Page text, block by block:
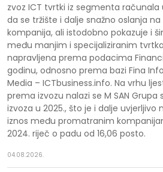
zvoz ICT tvrtki iz segmenta računala
da se tržište i dalje snažno oslanja na
kompanija, ali istodobno pokazuje i
među manjim i specijaliziranim
napravljena prema podacima
godinu, odnosno prema bazi Fina
Media – ICTbusiness.info. Na vrhu
prema izvozu nalazi se M SAN Grupa
izvoza u 2025., što je i dalje uvjerljivo
iznos među promatranim
2024. riječ o padu od 16,06 posto.
04.08.2026.